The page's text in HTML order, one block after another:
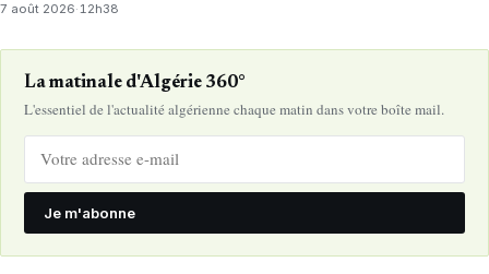
7 août 2026·12h38
La matinale d'Algérie 360°
L'essentiel de l'actualité algérienne chaque matin dans votre boîte mail.
Je m'abonne